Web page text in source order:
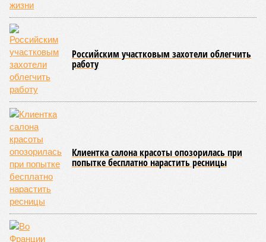
Сюжет:Недвижимость
ЖК «Светлый мир «Станция Л»: та же группа компаний-
банкрот Seven Suns Development, та же
анонсированная
схема достройки через Capital Group осенью 2024 года, но
за прошедшие два года результатов, по словам дольщиков,
практически не видно. По
порталов, первую очередь ЖК строители обещают сдать к
декабрю 2026 г., вторую – к марту 2028-го. Но никто при
этом из кураторов стройки не задается вопросом: как эти
сроки должны материализоваться? На строительной
площадке, по свидетельствам дольщиков, регулярно
бывающих у забора, какая-либо техника отсутствует. Ни
бетононасосов, ни работающих кранов, ни признаков
мобилизации подрядчиков. При том, что до «декабря 2026»
осталось менее полугода.
Если в «Сказочном лесу» техзаказчик публично
отчитывался о поэтапной готовности – 90%, затем 97%, с